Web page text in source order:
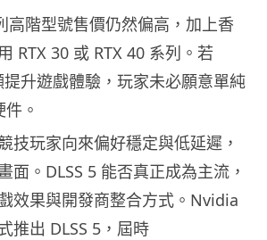
高階型號售價仍然偏高，加上香
RTX 30 或 RTX 40 系列。若
提升遊戲體驗，玩家未必願意單純
。
技玩家向來偏好穩定與低延遲，
面。DLSS 5 能否真正成為主流，
效果與開發商整合方式。Nvidia
推出 DLSS 5，屆時